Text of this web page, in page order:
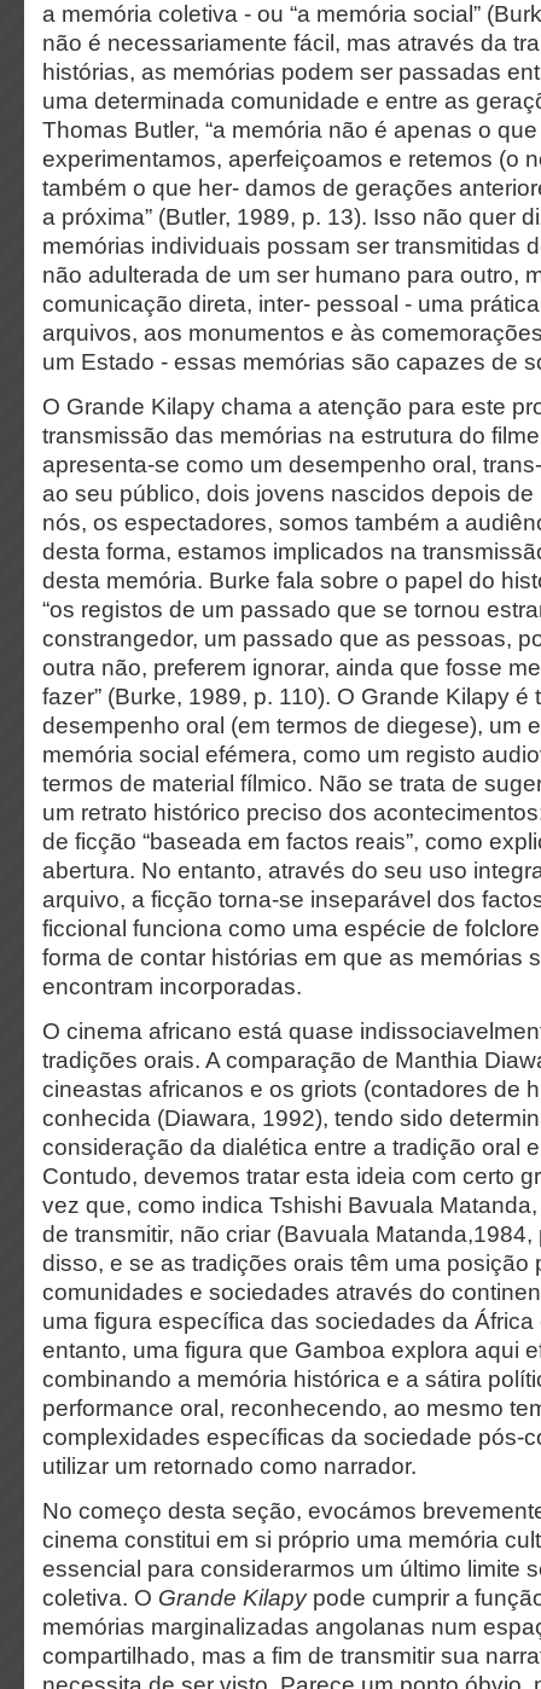
a memória coletiva - ou “a memória social”
não é necessariamente fácil, mas através da
histórias, as memórias podem ser passadas
uma determinada comunidade e entre as
Thomas Butler, “a memória não é apenas o
experimentamos, aperfeiçoamos e retemos (o
também o que her- damos de gerações
a próxima” (Butler, 1989, p. 13). Isso não quer
memórias individuais possam ser transmitidas
não adulterada de um ser humano para outro,
comunicação direta, inter- pessoal - uma
arquivos, aos monumentos e às
um Estado - essas memórias são capazes de
O Grande Kilapy chama a atenção para este
transmissão das memórias na estrutura do
apresenta-se como um desempenho oral,
ao seu público, dois jovens nascidos depois
nós, os espectadores, somos também a
desta forma, estamos implicados na
desta memória. Burke fala sobre o papel do
“os registos de um passado que se tornou
constrangedor, um passado que as pessoas,
outra não, preferem ignorar, ainda que fosse
fazer” (Burke, 1989, p. 110). O Grande Kilapy é
desempenho oral (em termos de diegese), um
memória social efémera, como um registo
termos de material fílmico. Não se trata de
um retrato histórico preciso dos
de ficção “baseada em factos reais”, como
abertura. No entanto, através do seu uso
arquivo, a ficção torna-se inseparável dos
ficcional funciona como uma espécie de
forma de contar histórias em que as memórias
encontram incorporadas.
O cinema africano está quase
tradições orais. A comparação de Manthia
cineastas africanos e os griots (contadores de
conhecida (Diawara, 1992), tendo sido
consideração da dialética entre a tradição oral
Contudo, devemos tratar esta ideia com certo
vez que, como indica Tshishi Bavuala
de transmitir, não criar (Bavuala Matanda,1984,
disso, e se as tradições orais têm uma posição
comunidades e sociedades através do
uma figura específica das sociedades da África
entanto, uma figura que Gamboa explora aqui
combinando a memória histórica e a sátira
performance oral, reconhecendo, ao mesmo
complexidades específicas da sociedade pós-
utilizar um retornado como narrador.
No começo desta seção, evocámos
cinema constitui em si próprio uma memória
essencial para considerarmos um último limite
coletiva. O Grande Kilapypode cumprir a
memórias marginalizadas angolanas num
compartilhado, mas a fim de transmitir sua